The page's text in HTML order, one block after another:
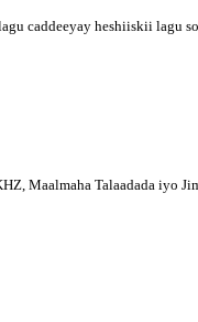
caddeeyay heshiiskii lagu
Maalmaha Talaadada iyo